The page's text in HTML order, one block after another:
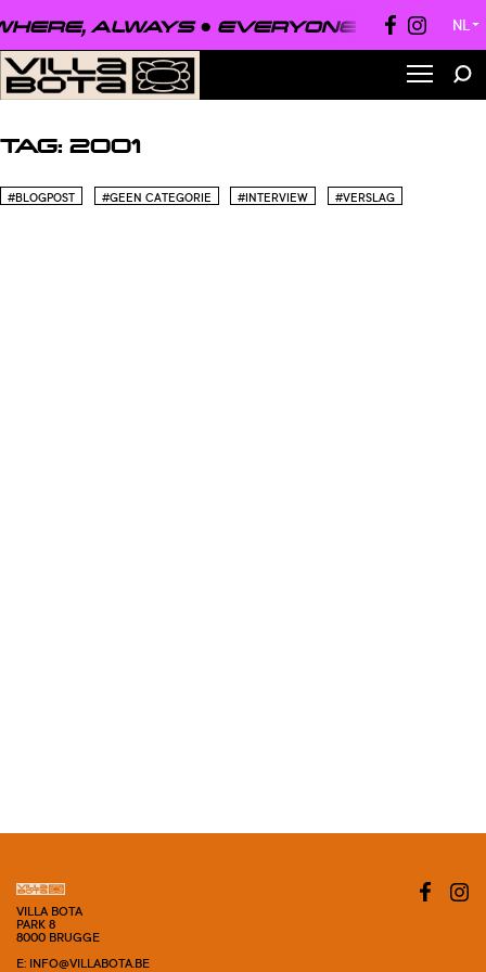
ALWAYS ● EVERYONE, NL ▼
TAG: 2001
#BLOGPOST #GEEN CATEGORIE #INTERVIEW #VERSLAG
VILLA BOTA
PARK 8
8000 BRUGGE
E: INFO@VILLABOTA.BE